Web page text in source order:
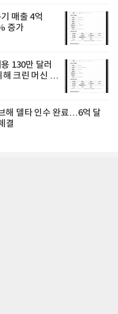
매출 4억
증가
130만 달러
크린 머신 인
해 델타 인수 완료…6억 달
결